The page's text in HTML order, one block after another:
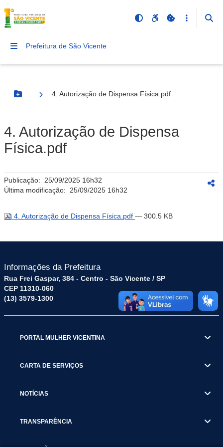
Prefeitura de São Vicente
Botão Menu
4. Autorização de Dispensa Física.pdf
4. Autorização de Dispensa
Física.pdf
Publicação: 25/09/2025 16h32
Última modificação: 25/09/2025 16h32
4. Autorização de Dispensa Física.pdf — 300.5 KB
Informações da Prefeitura
Rua Frei Gaspar, 384 - Centro - São Vicente / SP
CEP 11310-060
(13) 3579-1300
PORTAL MULHER VICENTINA
CARTA DE SERVIÇOS
NOTÍCIAS
TRANSPARÊNCIA